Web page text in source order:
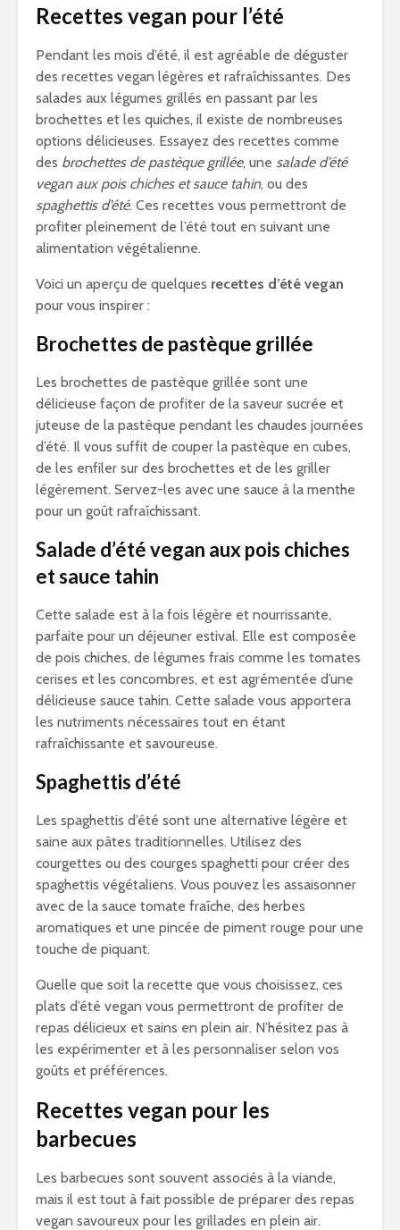
Recettes vegan pour l’été
Pendant les mois d’été, il est agréable de déguster
des recettes vegan légères et rafraîchissantes. Des
salades aux légumes grillés en passant par les
brochettes et les quiches, il existe de nombreuses
options délicieuses. Essayez des recettes comme
des brochettes de pastèque grillée, une salade d’été
vegan aux pois chiches et sauce tahin, ou des
spaghettis d’été. Ces recettes vous permettront de
profiter pleinement de l’été tout en suivant une
alimentation végétalienne.
Voici un aperçu de quelques recettes d’été vegan
pour vous inspirer :
Brochettes de pastèque grillée
Les brochettes de pastèque grillée sont une
délicieuse façon de profiter de la saveur sucrée et
juteuse de la pastèque pendant les chaudes journées
d’été. Il vous suffit de couper la pastèque en cubes,
de les enfiler sur des brochettes et de les griller
légèrement. Servez-les avec une sauce à la menthe
pour un goût rafraîchissant.
Salade d’été vegan aux pois chiches
et sauce tahin
Cette salade est à la fois légère et nourrissante,
parfaite pour un déjeuner estival. Elle est composée
de pois chiches, de légumes frais comme les tomates
cerises et les concombres, et est agrémentée d’une
délicieuse sauce tahin. Cette salade vous apportera
les nutriments nécessaires tout en étant
rafraîchissante et savoureuse.
Spaghettis d’été
Les spaghettis d’été sont une alternative légère et
saine aux pâtes traditionnelles. Utilisez des
courgettes ou des courges spaghetti pour créer des
spaghettis végétaliens. Vous pouvez les assaisonner
avec de la sauce tomate fraîche, des herbes
aromatiques et une pincée de piment rouge pour une
touche de piquant.
Quelle que soit la recette que vous choisissez, ces
plats d’été vegan vous permettront de profiter de
repas délicieux et sains en plein air. N’hésitez pas à
les expérimenter et à les personnaliser selon vos
goûts et préférences.
Recettes vegan pour les
barbecues
Les barbecues sont souvent associés à la viande,
mais il est tout à fait possible de préparer des repas
vegan savoureux pour les grillades en plein air.